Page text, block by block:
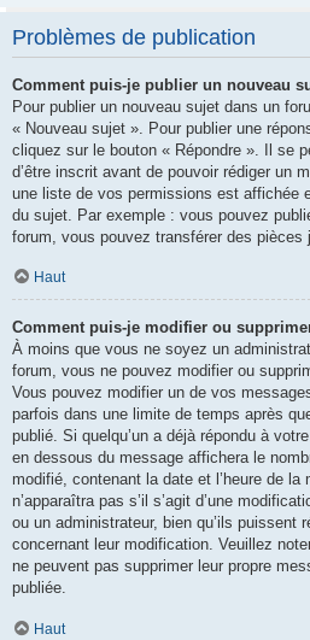
Problèmes de publication
Comment puis-je publier un nouveau
Pour publier un nouveau sujet dans un
« Nouveau sujet ». Pour publier une
cliquez sur le bouton « Répondre ». Il se
d’être inscrit avant de pouvoir rédiger un
une liste de vos permissions est affichée
du sujet. Par exemple : vous pouvez
forum, vous pouvez transférer des pièces
Haut
Comment puis-je modifier ou
À moins que vous ne soyez un
forum, vous ne pouvez modifier ou
Vous pouvez modifier un de vos
parfois dans une limite de temps après
publié. Si quelqu’un a déjà répondu à
en dessous du message affichera le
modifié, contenant la date et l’heure de
n’apparaîtra pas s’il s’agit d’une
ou un administrateur, bien qu’ils puissent
concernant leur modification. Veuillez
ne peuvent pas supprimer leur propre
publiée.
Haut